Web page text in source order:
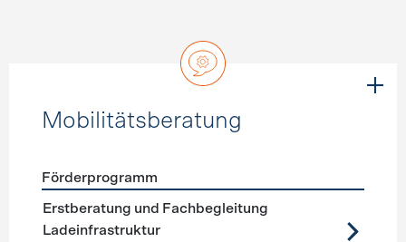
Mobilitätsberatung
Förderprogramme Mobilitätsberatung
Förderprogramm
Erstberatung und Fachbegleitung
Ladeinfrastruktur